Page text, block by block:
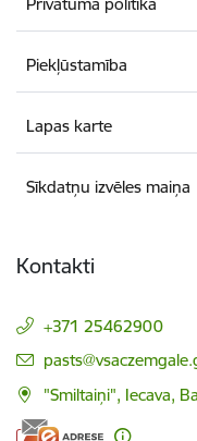
Piekļūstamība
Lapas karte
Sīkdatņu izvēles maiņa
Kontakti
+371 25462900
E-pasts:
"Smiltaiņi", Iecava,